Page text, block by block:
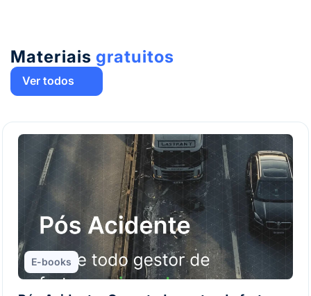
Materiais gratuitos
Ver todos
E-books